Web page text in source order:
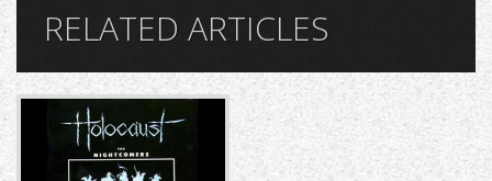
RELATED ARTICLES